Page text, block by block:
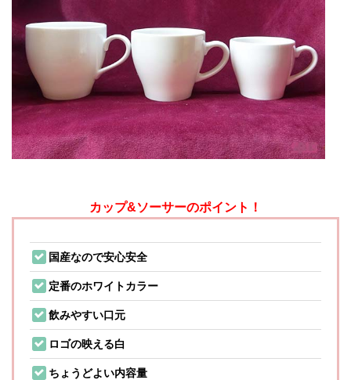
カップ&ソーサーのポイント！
国産なので安心安全
定番のホワイトカラー
飲みやすい口元
ロゴの映える白
ちょうどよい内容量